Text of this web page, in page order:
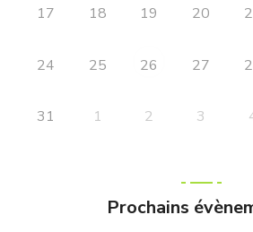
17 18 19 20
24 25 26 27
31 1 2 3
Prochains